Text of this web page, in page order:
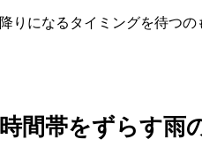
降りになるタイミングを待つの
時間帯をずらす雨